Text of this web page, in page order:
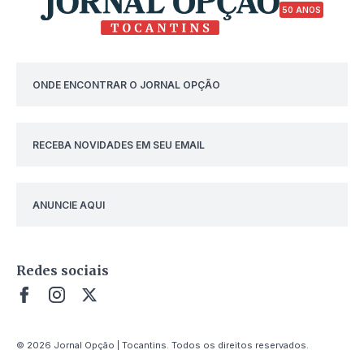
50 ANOS
ONDE ENCONTRAR O JORNAL OPÇÃO
RECEBA NOVIDADES EM SEU EMAIL
ANUNCIE AQUI
Redes sociais
© 2026 Jornal Opção | Tocantins. Todos os direitos reservados.